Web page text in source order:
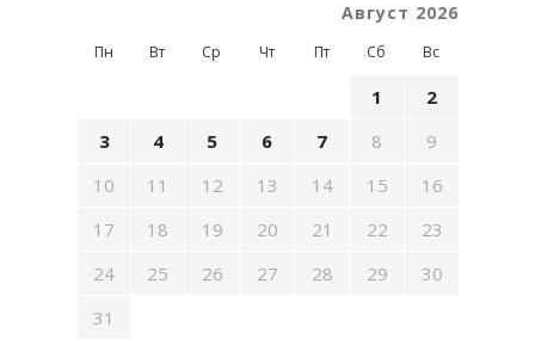
Август 2026
Пн Вт Ср Чт Пт Сб Вс
1
2
3
4 5 6 7 8
9
10
11 12 13 14 15
16
17
18 19 20 21 22
23
24
25 26 27 28 29
30
31